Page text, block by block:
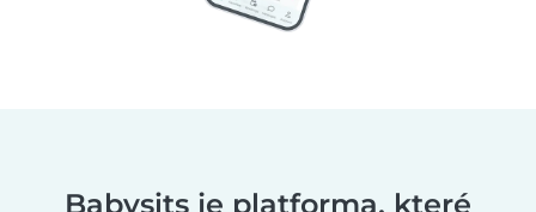
Babysits je platforma, které